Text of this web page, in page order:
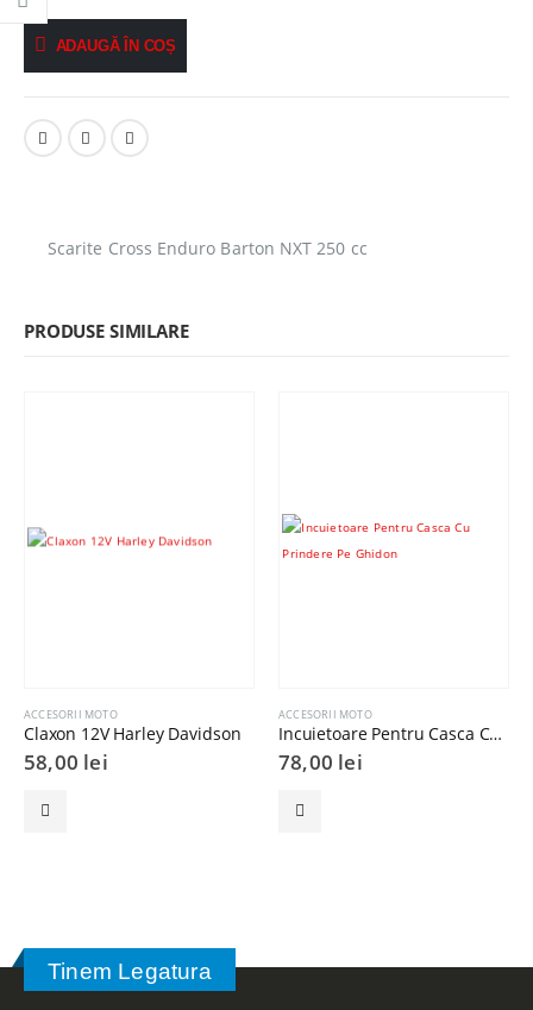
ADAUGĂ ÎN COȘ
Scarite Cross Enduro Barton NXT 250 cc
PRODUSE SIMILARE
ACCESORII MOTO
Claxon 12V Harley Davidson
58,00 lei
ACCESORII MOTO
Incuietoare Pentru Casca Cu Prindere Pe Ghidon
78,00 lei
Tinem Legatura